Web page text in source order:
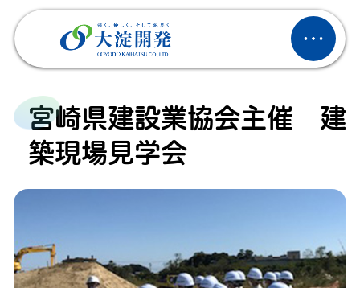
宮崎県建設業協会主催 建
築現場見学会